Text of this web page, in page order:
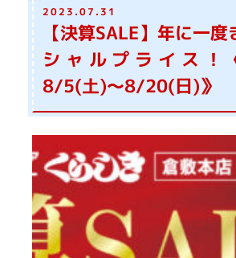
2023.07.31
【決算SALE】年に一
シャルプライス！
8/5(土)～8/20(日)》